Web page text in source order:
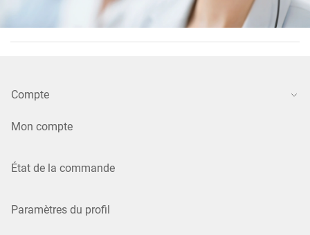
Compte
Mon compte
État de la commande
Paramètres du profil